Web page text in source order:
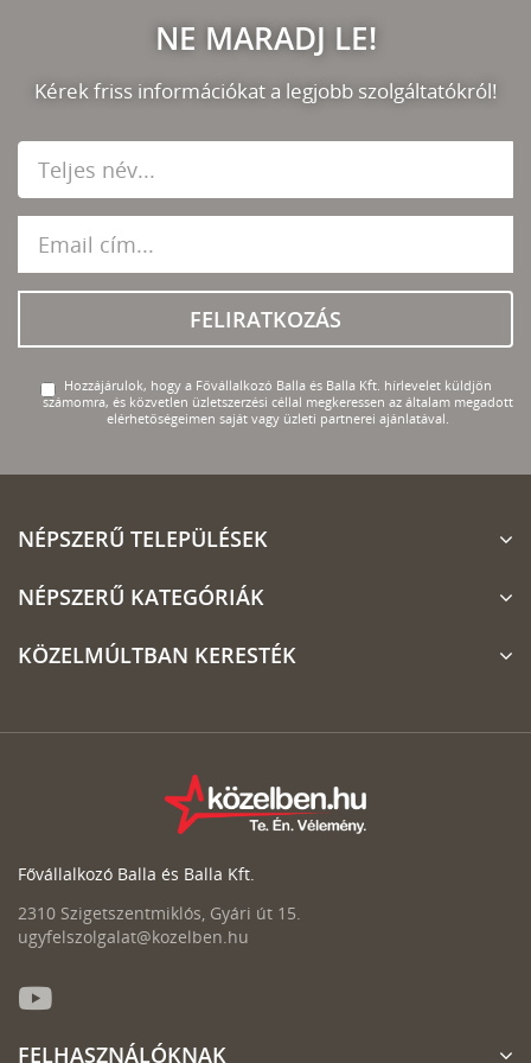
NE MARADJ LE!
Kérek friss információkat a legjobb szolgáltatókról!
FELIRATKOZÁS
Hozzájárulok, hogy a Fővállalkozó Balla és Balla Kft. hírlevelet küldjön
számomra, és közvetlen üzletszerzési céllal megkeressen az általam megadott
elérhetőségeimen saját vagy üzleti partnerei ajánlatával.
NÉPSZERŰ TELEPÜLÉSEK
NÉPSZERŰ KATEGÓRIÁK
KÖZELMÚLTBAN KERESTÉK
Fővállalkozó Balla és Balla Kft.
2310 Szigetszentmiklós, Gyári út 15.
ugyfelszolgalat@kozelben.hu
FELHASZNÁLÓKNAK